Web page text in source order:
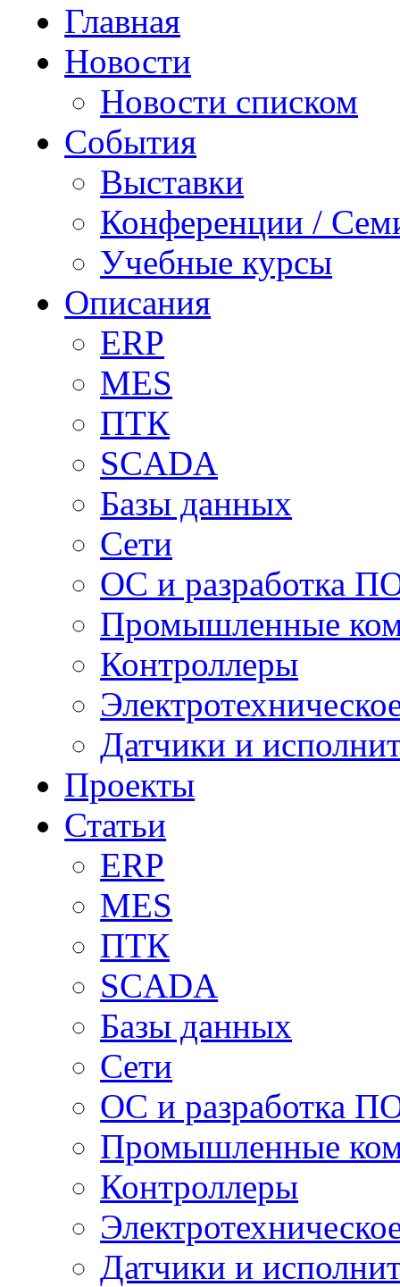
Главная
Новости
Новости списком
События
Выставки
Конференции /
Учебные курсы
Описания
ERP
MES
ПТК
SCADA
Базы данных
Сети
ОС и разработка
Промышленные
Контроллеры
Датчики и
Проекты
Статьи
ERP
MES
ПТК
SCADA
Базы данных
Сети
ОС и разработка
Промышленные
Контроллеры
Датчики и